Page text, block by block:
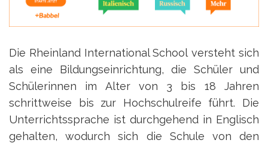
Die Rheinland International School versteht sich
als eine Bildungseinrichtung, die Schüler und
Schülerinnen im Alter von 3 bis 18 Jahren
schrittweise bis zur Hochschulreife führt. Die
Unterrichtssprache ist durchgehend in Englisch
gehalten, wodurch sich die Schule von den